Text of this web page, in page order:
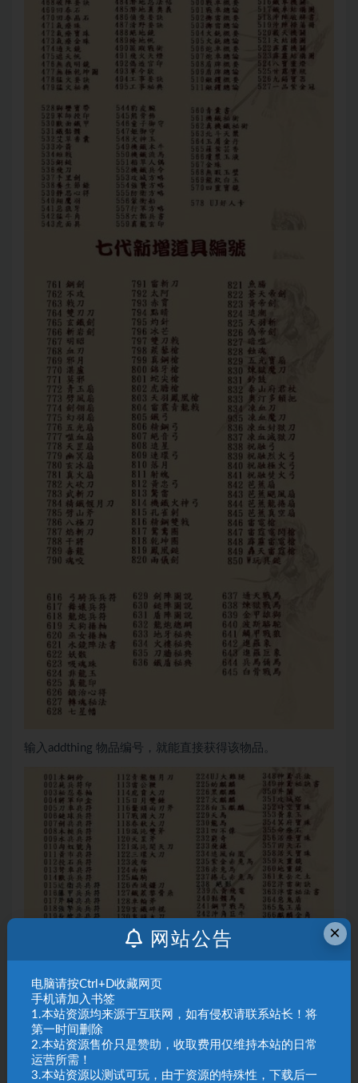
输入addthing 物品编号，就能直接获得该物品。
×
网站公告
电脑请按Ctrl+D收藏网页
手机请加入书签
1.本站资源均来源于互联网，如有侵权请联系站长！将
第一时间删除
2.本站资源售价只是赞助，收取费用仅维持本站的日常
运营所需！
3.本站资源以测试可玩，由于资源的特殊性，下载后一